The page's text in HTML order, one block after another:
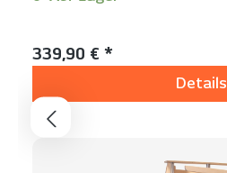
Regulärer Preis:
339,90 € *
Details